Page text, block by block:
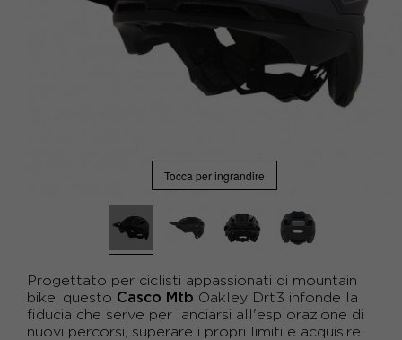
Tocca per ingrandire
Progettato per ciclisti appassionati di mountain
bike, questo Casco Mtb Oakley Drt3 infonde la
fiducia che serve per lanciarsi all'esplorazione di
nuovi percorsi, superare i propri limiti e acquisire